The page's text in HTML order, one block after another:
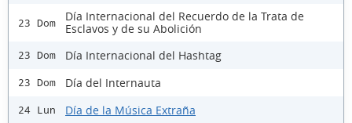
23 Dom
Día Internacional del Recuerdo de la Trata de
Esclavos y de su Abolición
23 Dom Día Internacional del Hashtag
23 Dom Día del Internauta
24 Lun Día de la Música Extraña